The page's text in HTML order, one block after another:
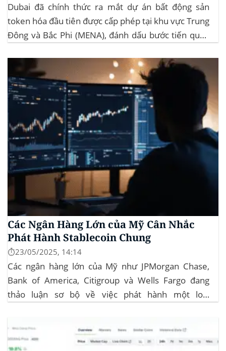
Dubai đã chính thức ra mắt dự án bất động sản
token hóa đầu tiên được cấp phép tại khu vực Trung
Đông và Bắc Phi (MENA), đánh dấu bước tiến quan
vào lĩnh vực bất động sản. Dự án này là...
Các Ngân Hàng Lớn của Mỹ Cân Nhắc
Phát Hành Stablecoin Chung
⏱️23/05/2025, 14:14
Các ngân hàng lớn của Mỹ như JPMorgan Chase,
Bank of America, Citigroup và Wells Fargo đang
thảo luận sơ bộ về việc phát hành một loại
tiền điện tử. Các...